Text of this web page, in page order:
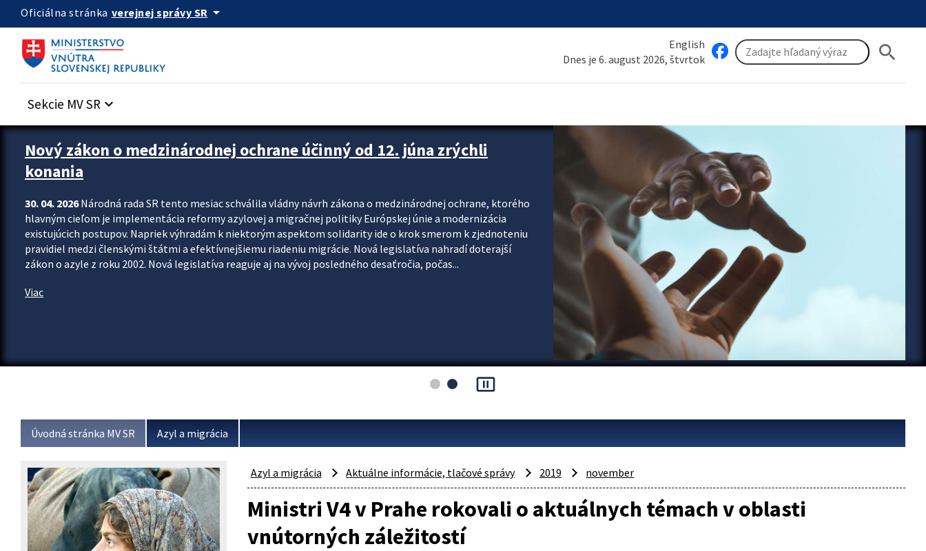
Preskocit na hlavný obsah
Oficiálna stránka verejnej správy SR arrow_drop_down
English
Dnes je 6. august 2026, štvrtok
search
Sekcie MV SR keyboard_arrow_down
Zastavit automatický posun upútavok
Nový zákon o medzinárodnej ochrane účinný od 12. júna zrýchli
konania
30. 04. 2026Národná rada SR tento mesiac schválila vládny návrh zákona o medzinárodnej ochrane, ktorého
hlavným cieľom je implementácia reformy azylovej a migračnej politiky Európskej únie a modernizácia
existujúcich postupov. Napriek výhradám k niektorým aspektom solidarity ide o krok smerom k zjednoteniu
pravidiel medzi členskými štátmi a efektívnejšiemu riadeniu migrácie. Nová legislatíva nahradí doterajší
zákon o azyle z roku 2002. Nová legislatíva reaguje aj na vývoj posledného desaťročia, počas...
Viac
pause_presentation
Úvodná stránka MV SR Azyl a migrácia
Azyl a migrácia Aktuálne informácie, tlačové správy 2019 november
Ministri V4 v Prahe rokovali o aktuálnych témach v oblasti
vnútorných záležitostí